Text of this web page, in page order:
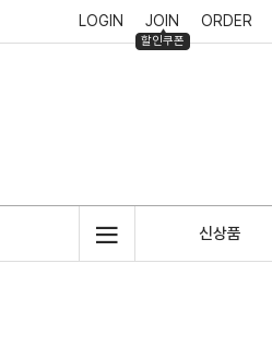
LOGIN JOIN
할인쿠폰
ORDER
신상품